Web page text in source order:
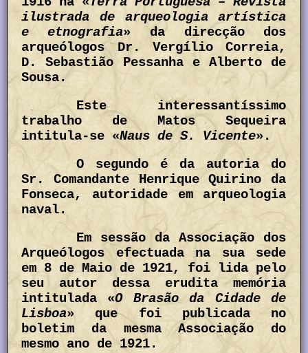
ilustrada de arqueologia artística
e etnografia» da direcção dos
arqueólogos Dr. Vergílio Correia,
D. Sebastião Pessanha e Alberto de
Sousa.
Este interessantíssimo
trabalho de Matos Sequeira
intitula-se «Naus de S. Vicente».
O segundo é da autoria do
Sr. Comandante Henrique Quirino da
Fonseca, autoridade em arqueologia
naval.
Em sessão da Associação dos
Arqueólogos efectuada na sua sede
em 8 de Maio de 1921, foi lida pelo
seu autor dessa erudita memória
intitulada «O Brasão da Cidade de
Lisboa» que foi publicada no
boletim da mesma Associação do
mesmo ano de 1921.